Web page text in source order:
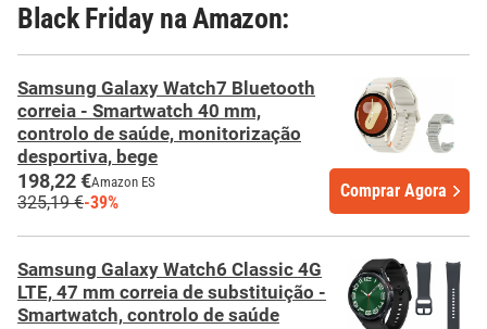
Black Friday na Amazon:
Samsung Galaxy Watch7 Bluetooth
correia - Smartwatch 40 mm,
controlo de saúde, monitorização
desportiva, bege
198,22 €Amazon ES
325,19 €-39%
Comprar Agora
Samsung Galaxy Watch6 Classic 4G
LTE, 47 mm correia de substituição -
Smartwatch, controlo de saúde